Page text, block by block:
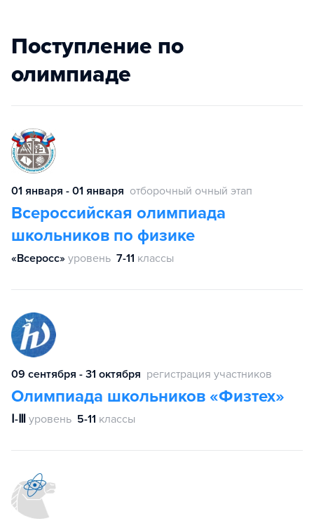
Поступление по
олимпиаде
01 января - 01 января отборочный очный этап
Всероссийская олимпиада
школьников по физике
«Всеросс» уровень 7-11 классы
09 сентября - 31 октября регистрация участников
Олимпиада школьников «Физтех»
Ⅰ-Ⅲ уровень 5-11 классы